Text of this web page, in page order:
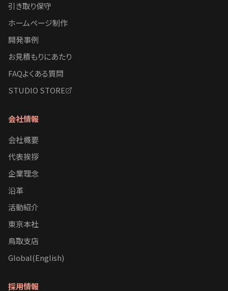
引き取り保守
ホームページ制作
開発事例
お見積もりにあたり
FAQよくある質問
STUDIO STORE
会社情報
会社概要
代表挨拶
企業理念
沿革
活動紹介
東京本社
鳥取支店
Global(English)
採用情報